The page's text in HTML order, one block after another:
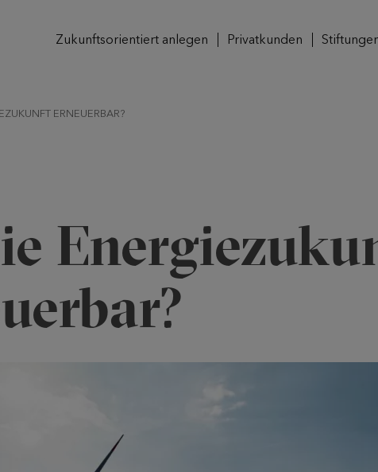
Zukunftsorientiert anlegen Privatkunden
ERNEUERBAR?